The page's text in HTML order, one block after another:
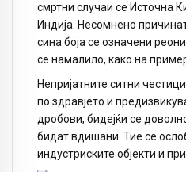
смртни случаи се Источна
Индија. Несомнено
сина боја се означени
се намалило, како на
Непријатните ситни
по здравјето и
дробови, бидејќи се
бидат вдишани. Тие се
индустриските објекти и